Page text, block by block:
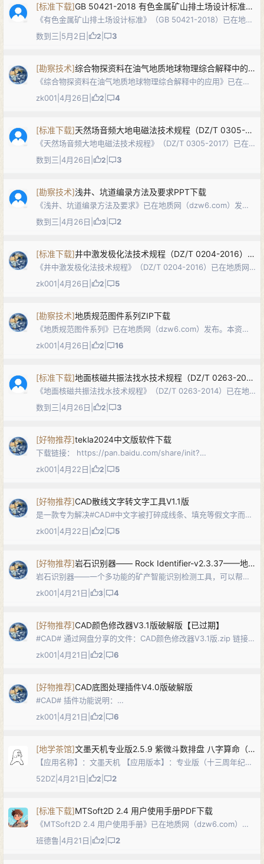
[标准下载] GB 50421-2018 有色金属矿山排土场设计标准PDF下载
《有色金属矿山排土场设计标准》（GB 50421-2018）已在地质
网（dzw6.com）发布。本国家标准适用于新建、改建、扩建的
有色金属露天与地下开采矿山的排土场设计，统一规定了设计原
数到三 5月2日 2 3
[勘察技术] 综合物探资料在油气地质地球物理综合解释中的应用PDF下载
《综合物探资料在油气地质地球物理综合解释中的应用》已在地
质网（dzw6.com）发布。本文以XF山西侧地区为例，系统阐述
大地电磁（MT）、重力与磁法等综合物探资料在油气地质—地球
zk001 4月26日 2 4
[标准下载] 天然场音频大地电磁法技术规程（DZ/T 0305-2017）PDF下载
《天然场音频大地电磁法技术规程》（DZ/T 0305-2017）已在
地质网（dzw6.com）发布。本标准规定了天然场音频大地电磁
法的技术设计、野外工作、资料处理与解释和成果报告等的技术
数到三 4月26日 2 3
[勘察技术]浅井、坑道编录方法及要求PPT下载
《浅井、坑道编录方法及要求》已在地质网（dzw6.com）发
布。本PPT以中国地质调查局《固体矿产勘查原始地质编录规程
（试行）》（DD2006-01）及DZ/T 0078-1993等规范为依据，
数到三 4月26日 3 2
[标准下载] 井中激发极化法技术规程（DZ/T 0204-2016）PDF下载
《井中激发极化法技术规程》（DZ/T 0204-2016）已在地质网
（dzw6.com）发布。本标准规定了井中时间域激发极化法的技
术设计、仪器设备、野外工作、资料整理与图件编绘、资料处理
zk001 4月26日 2 5
[勘察技术]地质规范图件系列ZIP下载
《地质规范图件系列》已在地质网（dzw6.com）发布。本资源
汇集地质编图常用规范与符号库，涵盖地质图、水文地质图、工
程地质图、地球物理/地球化学成果图等的图例、图式、用色标准
zk001 4月26日 2 16
[标准下载] 地面核磁共振法找水技术规程（DZ/T 0263-2014）PDF下载
《地面核磁共振法找水技术规程》（DZ/T 0263-2014）已在地
质网（dzw6.com）发布。本标准规定了地面核磁共振法的应用
条件、仪器选择与维护、技术设计、野外作业、质量评价、野外
数到三 4月26日 2 3
[好物推荐]tekla2024中文版软件下载
下载链接： https://pan.baidu.com/share/init?
surl=AAhG53asWBwofqFuRH3u1w 8tr8
zk001 4月22日 2 5
[好物推荐]CAD散线文字转文字工具V1.1版
是一款专为解决#CAD#中文字被打碎成线条、填充等假文字而无
法编辑等问题而设计的高效生产力工具。它巧妙地结合了本地
OCR（光学字符识别）技术，能将“死图元”瞬间还原为可自由编
zk001 4月22日 2 5
[好物推荐] 岩石识别器—— Rock Identifier-v2.3.37——地质人必备
岩石识别器——一个多功能的矿产智能识别检测工具，可以帮助
快速识别各种乱七八糟的石头，只需要拍张照片扫描就能得出详
细信息。 整个应用程序建立在许多地质大佬与外业冤种的深入研
zk001 4月21日 3 4
[好物推荐]CAD颜色修改器V3.1版破解版【已过期】
#CAD# 通过网盘分享的文件：CAD颜色修改器V3.1版.zip 链接:
https://pan.baidu.com/s/1q6K4qAgIkJ2UjKHswgIyuA?
pwd=t5pt 解压密码：…
zk001 4月21日 2 6
[好物推荐]CAD底图处理插件V4.0版破解版
#CAD# 插件功能说明：
https://www.sohu.com/a/966059086_121124022 链接:
https://wwavh.lanzoul.com/iQXy63ew4mpg，解…
zk001 4月21日 2 6
[地学茶馆] 文墨天机专业版2.5.9 紫微斗数排盘 八字算命（安卓+windows双版本）
【应用名称】：文墨天机 【应用版本】：专业版（十三周年纪念
版） 2.5.9 【应用大小】：37.4M 【适用平台】：安卓 ,
windows 下载地址： windows百度链接: https://pa…
52DZ 4月21日 2 2
[标准下载]MTSoft2D 2.4 用户使用手册PDF下载
《MTSoft2D 2.4 用户使用手册》已在地质网（dzw6.com）发
布。MTSoft2D为国内自主开发的大地电磁二维处理与反演解释
及成像软件系统，主要功能包括数据预处理（静态校正、空间滤
班德鲁 4月21日 2 2